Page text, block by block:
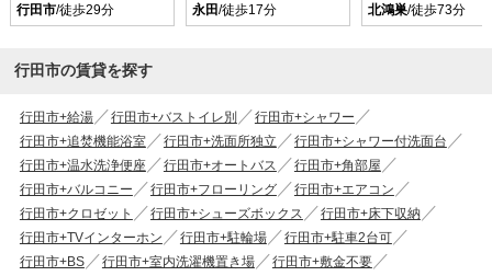
行田市/徒歩29分
永田/徒歩17分
北鴻巣/徒歩73分
行田市の賃貸を探す
行田市+給湯 行田市+バストイレ別
行田市+シャワー
行田市+追焚機能浴室
行田市+洗面所独立
行田市+シャワー付洗面台
行田市+温水洗浄便座
行田市+オートバス
行田市+角部屋
行田市+バルコニー
行田市+フローリング
行田市+エアコン
行田市+クロゼット
行田市+シューズボックス
行田市+床下収納
行田市+TVインターホン
行田市+駐輪場
行田市+駐車2台可
行田市+BS
行田市+室内洗濯機置き場
行田市+敷金不要